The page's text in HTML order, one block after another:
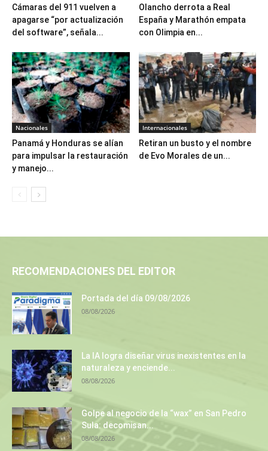
Cámaras del 911 vuelven a
apagarse “por actualización
del software”, señala...
Olancho derrota a Real
España y Marathón empata
con Olimpia en...
Nacionales
Panamá y Honduras se alían
para impulsar la restauración
y manejo...
Internacionales
Retiran un busto y el nombre
de Evo Morales de un...
RECOMENDACIONES DEL EDITOR
Portada del día 09/08/2026
08/08/2026
La IA logra diseñar virus inexistentes en la
naturaleza y enciende...
08/08/2026
Golpe al negocio de la “wax” en San Pedro
Sula: decomisan...
08/08/2026